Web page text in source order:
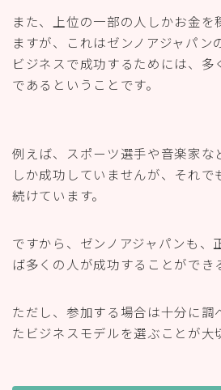
また、上位の一部の人しかお金を
ますが、これはゼンノアジャパン
ビジネスで成功するためには、
であるということです。
例えば、スポーツ選手や音楽家な
しか成功していませんが、それ
続けています。
ですから、ゼンノアジャパンも、
ば多くの人が成功することができ
ただし、参加する場合は十分に調
たビジネスモデルを選ぶことが大